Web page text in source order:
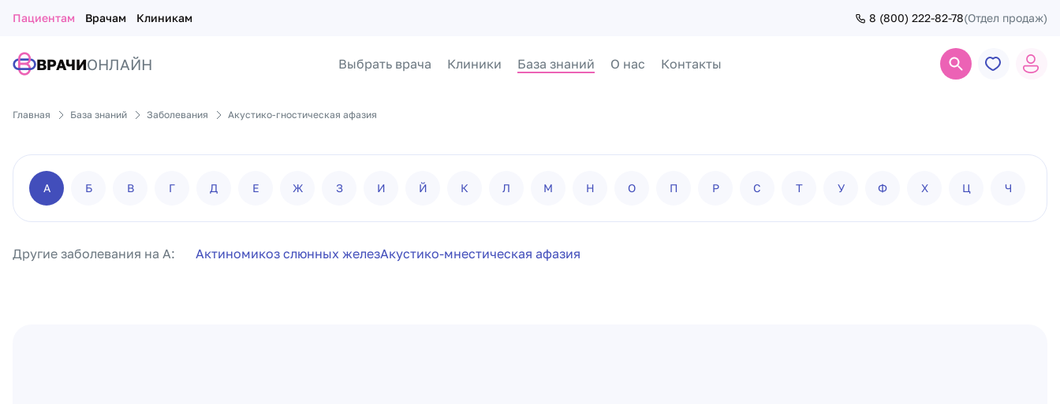
Пациентам Врачам Клиникам 8 (800) 222-82-78(Отдел продаж)
ВРАЧИОНЛАЙН Выбрать врача Клиники База знаний О нас Контакты
Главная База знаний Заболевания Акустико-гностическая афазия
А Б В Г Д Е Ж З И Й К Л М Н О П Р С Т У Ф Х Ц Ч
Другие заболевания на А: Актиномикоз слюнных железАкустико-мнестическая афазия